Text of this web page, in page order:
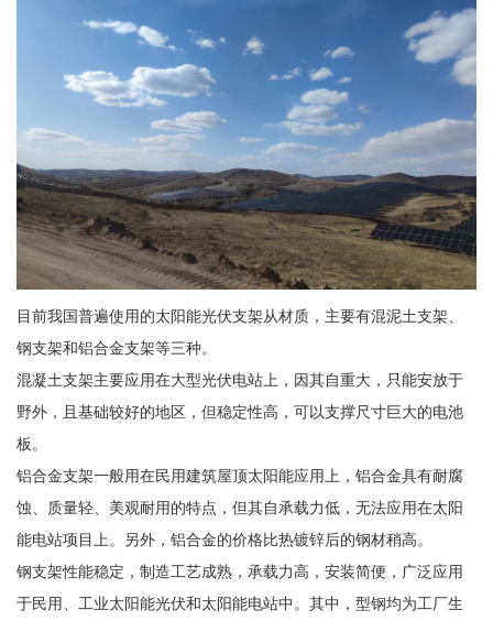
目前我国普遍使用的太阳能光伏支架从材质，主要有混泥土支架、
钢支架和铝合金支架等三种。
混凝土支架主要应用在大型光伏电站上，因其自重大，只能安放于
野外，且基础较好的地区，但稳定性高，可以支撑尺寸巨大的电池
板。
铝合金支架一般用在民用建筑屋顶太阳能应用上，铝合金具有耐腐
蚀、质量轻、美观耐用的特点，但其自承载力低，无法应用在太阳
能电站项目上。另外，铝合金的价格比热镀锌后的钢材稍高。
钢支架性能稳定，制造工艺成熟，承载力高，安装简便，广泛应用
于民用、工业太阳能光伏和太阳能电站中。其中，型钢均为工厂生